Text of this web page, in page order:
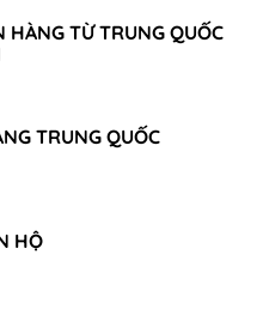
HÀNG TỪ TRUNG QUỐC
TRUNG QUỐC
HỘ